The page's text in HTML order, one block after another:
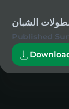
الشبان
Published